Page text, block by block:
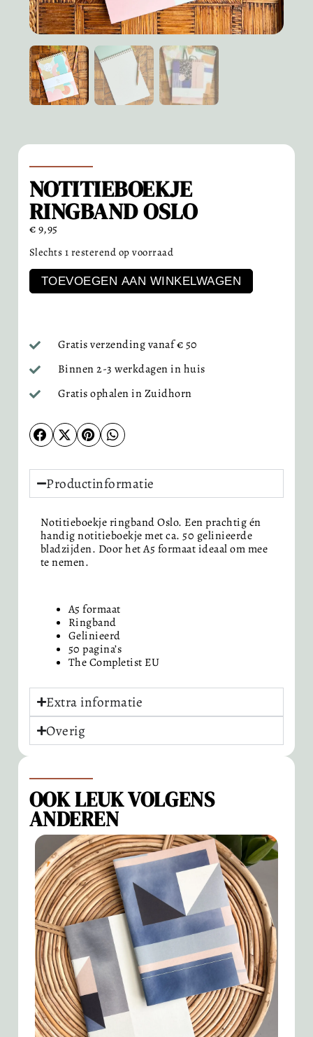
NOTITIEBOEKJE
RINGBAND OSLO
€9,95
Slechts 1 resterend op voorraad
TOEVOEGEN AAN WINKELWAGEN
Gratis verzending vanaf € 50
Binnen 2-3 werkdagen in huis
Gratis ophalen in Zuidhorn
Productinformatie
Notitieboekje ringband Oslo. Een prachtig én
handig notitieboekje met ca. 50 gelinieerde
bladzijden. Door het A5 formaat ideaal om mee
te nemen.
A5 formaat
Ringband
Gelinieerd
50 pagina’s
The Completist EU
Extra informatie
Overig
OOK LEUK VOLGENS
ANDEREN